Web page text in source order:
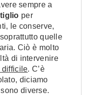
sempre a
per
le conserve,
quelle
Ciò è molto
di intervenire
difficile. C’è
diciamo
diverse.